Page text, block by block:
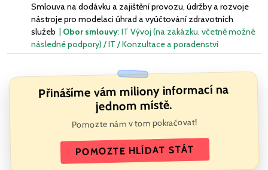
Smlouva na dodávku a zajištění provozu, údržby a rozvoje
nástroje pro modelaci úhrad a vyúčtování zdravotních
služeb | Obor smlouvy: IT Vývoj (na zakázku, včetně možné
následné podpory) / IT / Konzultace a poradenství
Přinášíme vám miliony informací na
jednom místě.
Pomozte nám v tom pokračovat!
POMOZTE HLÍDAT STÁT